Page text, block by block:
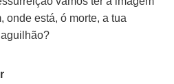
onde está, ó morte, a tua